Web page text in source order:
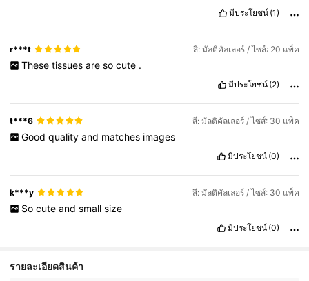
มีประโยชน์ (1)
r***t สี: มัลติคัลเลอร์ / ไซส์: 20 แพ็ค
These tissues are so cute .
มีประโยชน์ (2)
t***6 สี: มัลติคัลเลอร์ / ไซส์: 30 แพ็ค
Good quality and matches images
มีประโยชน์ (0)
k***y สี: มัลติคัลเลอร์ / ไซส์: 30 แพ็ค
So cute and small size
มีประโยชน์ (0)
รายละเอียดสินค้า
4.80